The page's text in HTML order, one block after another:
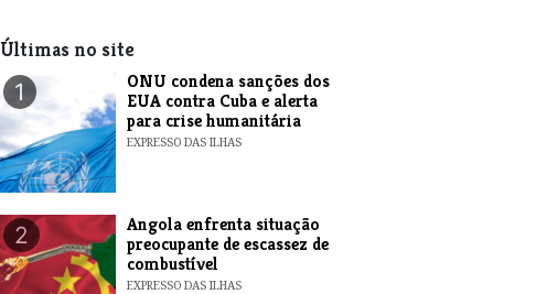
Últimas no site
1
ONU condena sanções dos
EUA contra Cuba e alerta
para crise humanitária
EXPRESSO DAS ILHAS
2
Angola enfrenta situação
preocupante de escassez de
combustível
EXPRESSO DAS ILHAS